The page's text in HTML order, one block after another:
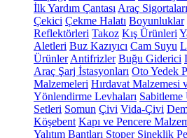
İlk Yardım Çantası Araç Sigortaları
Çekici Çekme Halatı Boyunluklar
Reflektörleri Takoz Kış Ürünleri
Aletleri Buz Kazıyıcı Cam Suyu
Ürünler Antifrizler Buğu Giderici
Araç Şarj İstasyonları Oto Yedek
Malzemeleri Hırdavat Malzemesi
Yönlendirme Levhaları Sabitleme
Setleri Somun Çivi Vida-Çivi
Köşebent Kapı ve Pencere
Yalıtım Bantları Stoper Sineklik